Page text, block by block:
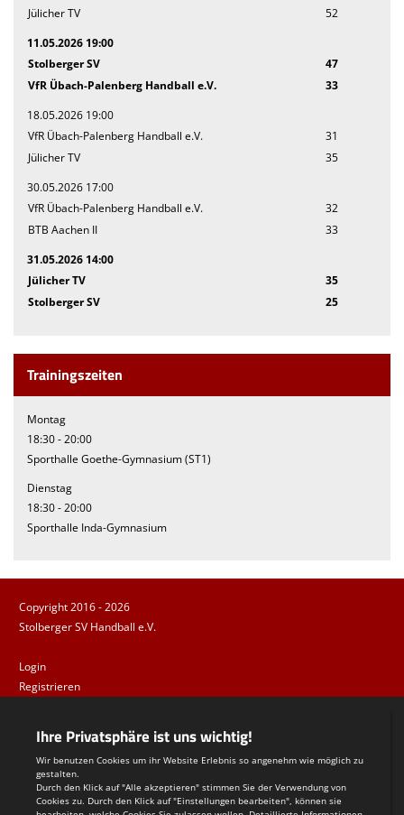
Jülicher TV
52
11.05.2026 19:00
Stolberger SV
47
VfR Übach-Palenberg Handball e.V.
33
18.05.2026 19:00
VfR Übach-Palenberg Handball e.V.
31
Jülicher TV
35
30.05.2026 17:00
VfR Übach-Palenberg Handball e.V.
32
BTB Aachen II
33
31.05.2026 14:00
Jülicher TV
35
Stolberger SV
25
Trainingszeiten
Montag
18:30 - 20:00
Sporthalle Goethe-Gymnasium (ST1)
Dienstag
18:30 - 20:00
Sporthalle Inda-Gymnasium
Copyright 2016 - 2026
Stolberger SV Handball e.V.
Login
Registrieren
Datenschutzerklärung
Teamsports 2
Dein Sportverein online